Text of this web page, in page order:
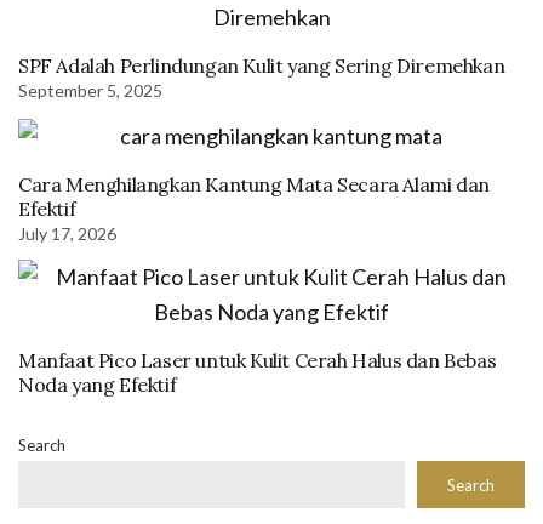
SPF Adalah Perlindungan Kulit yang Sering Diremehkan
September 5, 2025
Cara Menghilangkan Kantung Mata Secara Alami dan
Efektif
July 17, 2026
Manfaat Pico Laser untuk Kulit Cerah Halus dan Bebas
Noda yang Efektif
Search
Search